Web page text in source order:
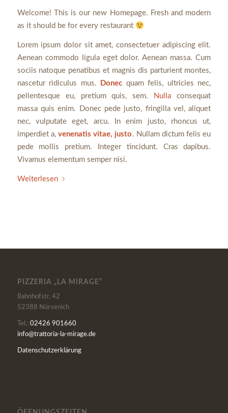
Welcome! This is our new Homepage. Fresh and modern
as it should be for every restaurant
Lorem ipsum dolor sit amet, consectetuer adipiscing elit.
Aenean commodo ligula eget dolor. Aenean massa. Cum
sociis natoque penatibus et magnis dis parturient montes,
nascetur ridiculus mus.
Donec quam felis, ultricies nec,
pellentesque eu, pretium quis, sem.
Nulla consequat
massa quis enim. Donec pede justo, fringilla vel, aliquet
nec, vulputate eget, arcu. In enim justo, rhoncus ut,
imperdiet a,venenatis vitae, justo . Nullam dictum felis eu
pede mollis pretium. Integer tincidunt. Cras dapibus.
Vivamus elementum semper nisi.
Weiterlesen
PIZZERIA „LA MIRAGE“
Bahnhofstr. 42
52388 Nörvenich
Tel.: 02426 901660
info@trattoria-la-mirage.de
Datenschutzerklärung